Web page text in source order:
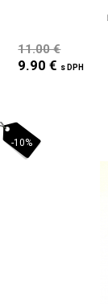
11.00 €
9.90 € s DPH
-10%